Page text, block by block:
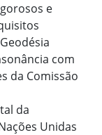
e
com
da Comissão
da
Unidas